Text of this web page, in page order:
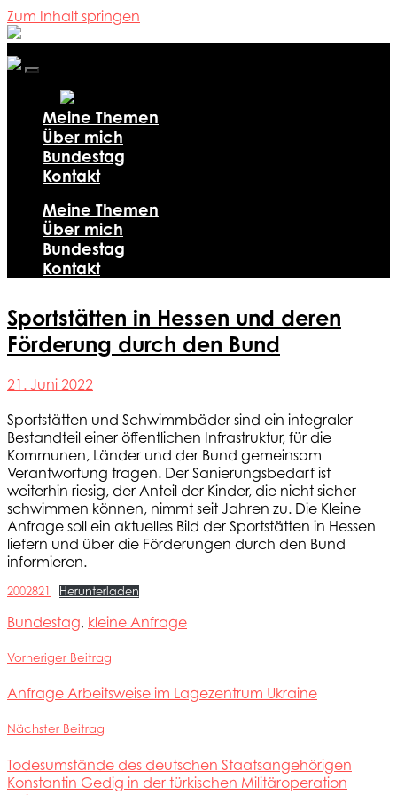
Zum Inhalt springen
Ali
Dailami
Mobile-
ein-/ausblenden
Meine Themen
Über mich
Bundestag
Kontakt
Meine Themen
Über mich
Bundestag
Kontakt
Sportstätten in Hessen und deren
Förderung durch den Bund
21. Juni 2022
Sportstätten und Schwimmbäder sind ein integraler
Bestandteil einer öffentlichen Infrastruktur, für die
Kommunen, Länder und der Bund gemeinsam
Verantwortung tragen. Der Sanierungsbedarf ist
weiterhin riesig, der Anteil der Kinder, die nicht sicher
schwimmen können, nimmt seit Jahren zu. Die Kleine
Anfrage soll ein aktuelles Bild der Sportstätten in Hessen
liefern und über die Förderungen durch den Bund
informieren.
2002821 Herunterladen
Bundestag, kleine Anfrage
Vorheriger Beitrag
Anfrage Arbeitsweise im Lagezentrum Ukraine
Nächster Beitrag
Todesumstände des deutschen Staatsangehörigen
Konstantin Gedig in der türkischen Militäroperation